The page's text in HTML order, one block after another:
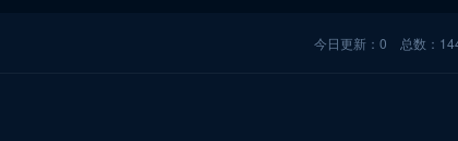
今日更新：0 总数：